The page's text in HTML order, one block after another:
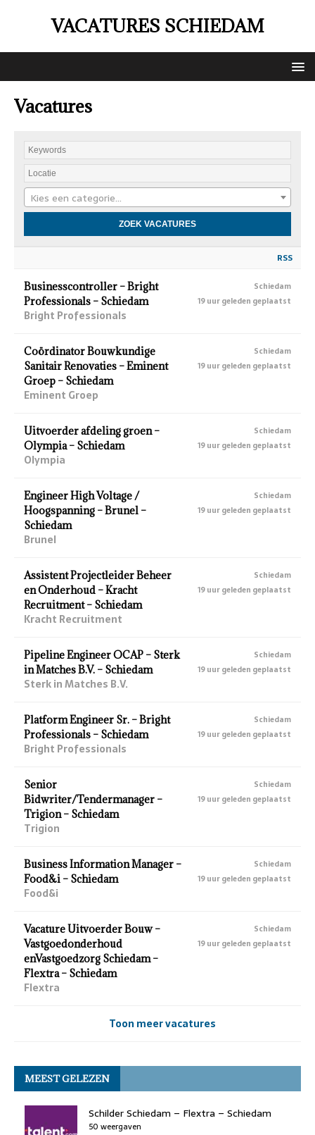
VACATURES SCHIEDAM
Vacatures
Kies een categorie…
RSS
Businesscontroller – Bright
Professionals – Schiedam
Bright Professionals
Schiedam
19 uur geleden geplaatst
Coördinator Bouwkundige
Sanitair Renovaties – Eminent
Groep – Schiedam
Eminent Groep
Schiedam
19 uur geleden geplaatst
Uitvoerder afdeling groen –
Olympia – Schiedam
Olympia
Schiedam
19 uur geleden geplaatst
Engineer High Voltage /
Hoogspanning – Brunel –
Schiedam
Brunel
Schiedam
19 uur geleden geplaatst
Assistent Projectleider Beheer
en Onderhoud – Kracht
Recruitment – Schiedam
Kracht Recruitment
Schiedam
19 uur geleden geplaatst
Pipeline Engineer OCAP – Sterk
in Matches B.V. – Schiedam
Sterk in Matches B.V.
Schiedam
19 uur geleden geplaatst
Platform Engineer Sr. – Bright
Professionals – Schiedam
Bright Professionals
Schiedam
19 uur geleden geplaatst
Senior
Bidwriter/Tendermanager –
Trigion – Schiedam
Trigion
Schiedam
19 uur geleden geplaatst
Business Information Manager –
Food&i – Schiedam
Food&i
Schiedam
19 uur geleden geplaatst
Vacature Uitvoerder Bouw –
Vastgoedonderhoud
enVastgoedzorg Schiedam –
Flextra – Schiedam
Flextra
Schiedam
19 uur geleden geplaatst
Toon meer vacatures
MEEST GELEZEN
Schilder Schiedam – Flextra – Schiedam
50 weergaven